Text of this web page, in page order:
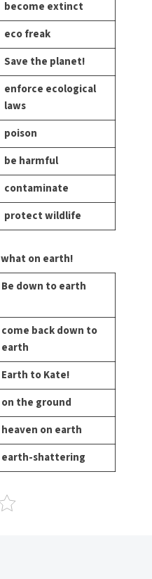
become extinct
eco freak
Save the planet!
enforce ecological
laws
poison
be harmful
contaminate
protect wildlife
what on earth!
Be down to earth
come back down to
earth
Earth to Kate!
on the ground
heaven on earth
earth-shattering